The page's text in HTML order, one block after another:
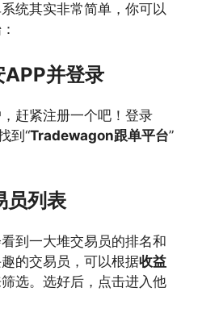
统其实非常简单，你可以
APP并登录
赶紧注册一个吧！登录
到“Tradewagon跟单平台”
员列表
到一大堆交易员的排名和
的交易员，可以根据收益
选。选好后，点击进入他